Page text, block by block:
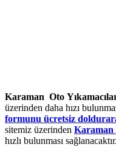
Karaman Oto
üzerinden daha hızı
formunu ücretsiz
sitemiz üzerinden Karaman
hızlı bulunması sağlanacaktır.